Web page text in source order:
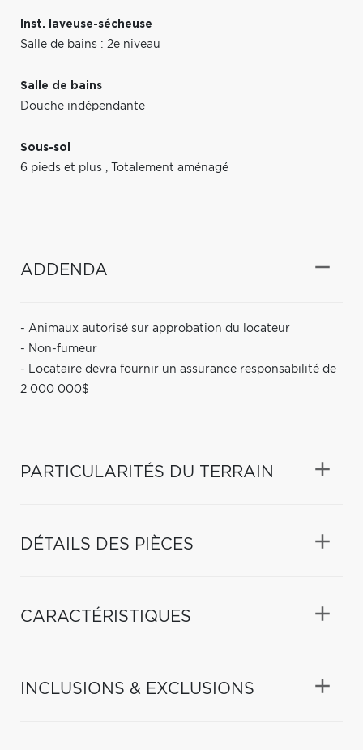
Inst. laveuse-sécheuse
Salle de bains : 2e niveau
Salle de bains
Douche indépendante
Sous-sol
6 pieds et plus , Totalement aménagé
ADDENDA
- Animaux autorisé sur approbation du locateur
- Non-fumeur
- Locataire devra fournir un assurance responsabilité de
2 000 000$
PARTICULARITÉS DU TERRAIN
DÉTAILS DES PIÈCES
CARACTÉRISTIQUES
INCLUSIONS & EXCLUSIONS